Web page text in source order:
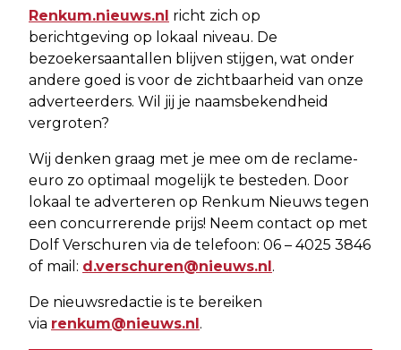
Renkum.nieuws.nl richt zich op
berichtgeving op lokaal niveau. De
bezoekersaantallen blijven stijgen, wat onder
andere goed is voor de zichtbaarheid van onze
adverteerders. Wil jij je naamsbekendheid
vergroten?
Wij denken graag met je mee om de reclame-
euro zo optimaal mogelijk te besteden. Door
lokaal te adverteren op Renkum Nieuws tegen
een concurrerende prijs! Neem contact op met
Dolf Verschuren via de telefoon: 06 – 4025 3846
of mail: d.verschuren@nieuws.nl .
De nieuwsredactie is te bereiken
via renkum@nieuws.nl .